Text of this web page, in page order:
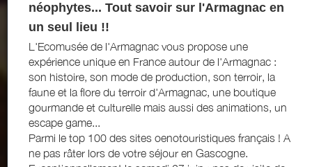
néophytes... Tout savoir sur l'Armagnac en
un seul lieu !!
L'Ecomusée de l'Armagnac vous propose une
expérience unique en France autour de l'Armagnac :
son histoire, son mode de production, son terroir, la
faune et la flore du terroir d'Armagnac, une boutique
gourmande et culturelle mais aussi des animations, un
escape game...
Parmi le top 100 des sites oenotouristiques français ! A
ne pas râter lors de votre séjour en Gascogne.